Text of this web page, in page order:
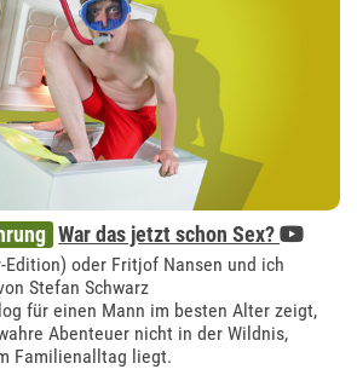
War das jetzt schon Sex?
Edition) oder Fritjof Nansen und ich
Stefan Schwarz
für einen Mann im besten Alter zeigt,
Abenteuer nicht in der Wildnis,
Familienalltag liegt.